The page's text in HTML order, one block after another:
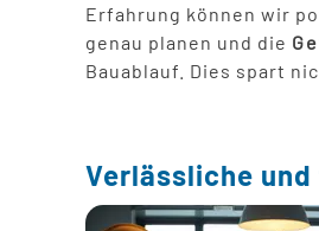
Erfahrung können wir
genau planen und die
Bauablauf. Dies spart
Verlässliche